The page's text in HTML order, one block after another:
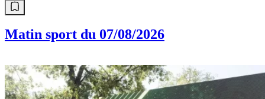
Matin sport du 07/08/2026